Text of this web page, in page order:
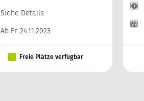
Siehe Details
Ab Fr. 24.11.2023
Freie Plätze verfügbar